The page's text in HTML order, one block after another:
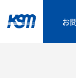
お